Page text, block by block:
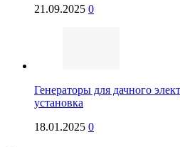
21.09.2025 0
Генераторы для дачного
установка
18.01.2025 0